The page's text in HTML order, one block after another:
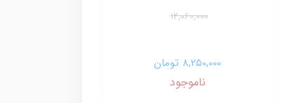
12,060,000
8,250,000 تومان
ناموجود